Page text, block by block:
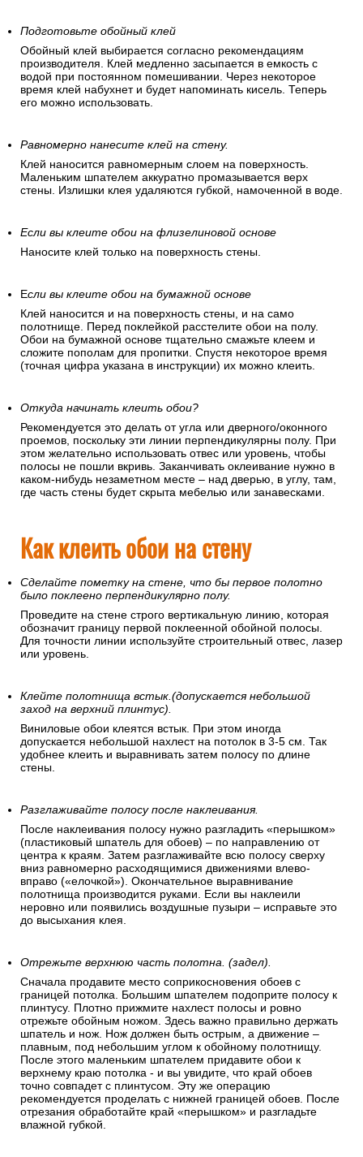
Подготовьте обойный клей
Обойный клей выбирается согласно рекомендациям
производителя. Клей медленно засыпается в емкость с
водой при постоянном помешивании. Через некоторое
время клей набухнет и будет напоминать кисель. Теперь
его можно использовать.
Равномерно нанесите клей на стену.
Клей наносится равномерным слоем на поверхность.
Маленьким шпателем аккуратно промазывается верх
стены. Излишки клея удаляются губкой, намоченной в воде.
Если вы клеите обои на флизелиновой основе
Наносите клей только на поверхность стены.
Если вы клеите обои на бумажной основе
Клей наносится и на поверхность стены, и на само
полотнище. Перед поклейкой расстелите обои на полу.
Обои на бумажной основе тщательно смажьте клеем и
сложите пополам для пропитки. Спустя некоторое время
(точная цифра указана в инструкции) их можно клеить.
Откуда начинать клеить обои?
Рекомендуется это делать от угла или дверного/оконного
проемов, поскольку эти линии перпендикулярны полу. При
этом желательно использовать отвес или уровень, чтобы
полосы не пошли вкривь. Заканчивать оклеивание нужно в
каком-нибудь незаметном месте – над дверью, в углу, там,
где часть стены будет скрыта мебелью или занавесками.
Как клеить обои на стену
Сделайте пометку на стене, что бы первое полотно
было поклеено перпендикулярно полу.
Проведите на стене строго вертикальную линию, которая
обозначит границу первой поклеенной обойной полосы.
Для точности линии используйте строительный отвес, лазер
или уровень.
Клейте полотнища встык.(допускается небольшой
заход на верхний плинтус).
Виниловые обои клеятся встык. При этом иногда
допускается небольшой нахлест на потолок в 3-5 см. Так
удобнее клеить и выравнивать затем полосу по длине
стены.
Разглаживайте полосу после наклеивания.
После наклеивания полосу нужно разгладить «перышком»
(пластиковый шпатель для обоев) – по направлению от
центра к краям. Затем разглаживайте всю полосу сверху
вниз равномерно расходящимися движениями влево-
вправо («елочкой»). Окончательное выравнивание
полотнища производится руками. Если вы наклеили
неровно или появились воздушные пузыри – исправьте это
до высыхания клея.
Отрежьте верхнюю часть полотна. (задел).
Сначала продавите место соприкосновения обоев с
границей потолка. Большим шпателем подоприте полосу к
плинтусу. Плотно прижмите нахлест полосы и ровно
отрежьте обойным ножом. Здесь важно правильно держать
шпатель и нож. Нож должен быть острым, а движение –
плавным, под небольшим углом к обойному полотнищу.
После этого маленьким шпателем придавите обои к
верхнему краю потолка - и вы увидите, что край обоев
точно совпадет с плинтусом. Эту же операцию
рекомендуется проделать с нижней границей обоев. После
отрезания обработайте край «перышком» и разгладьте
влажной губкой.